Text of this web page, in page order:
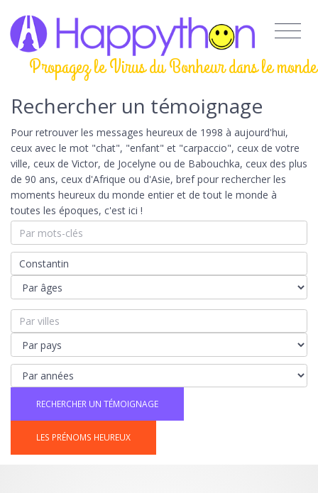
Propagez le Virus du Bonheur dans le monde
Rechercher un témoignage
Pour retrouver les messages heureux de 1998 à aujourd'hui,
ceux avec le mot "chat", "enfant" et "carpaccio", ceux de votre
ville, ceux de Victor, de Jocelyne ou de Babouchka, ceux des plus
de 90 ans, ceux d'Afrique ou d'Asie, bref pour rechercher les
moments heureux du monde entier et de tout le monde à
toutes les époques, c'est ici !
LES PRÉNOMS HEUREUX